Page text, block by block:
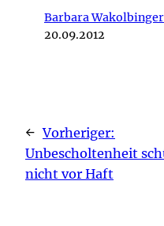
Barbara Wakolbinger
20.09.2012
← Vorheriger:
Unbescholtenheit
nicht vor Haft